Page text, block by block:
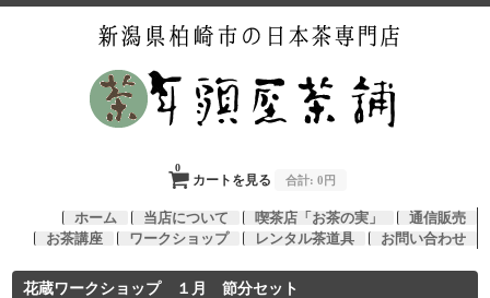
カートを見る
0
合計: 0円
ホーム 当店について 喫茶店「お茶の実」
通信販売
お茶講座
ワークショップ レンタル茶道具 お問い合わせ
花蔵ワークショップ １月 節分セット